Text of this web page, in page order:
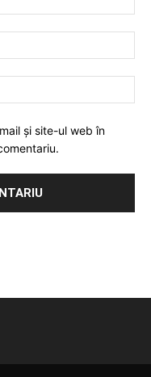
și site-ul web în